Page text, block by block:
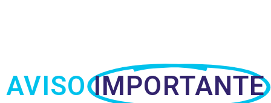
AVISOIMPORTANTE